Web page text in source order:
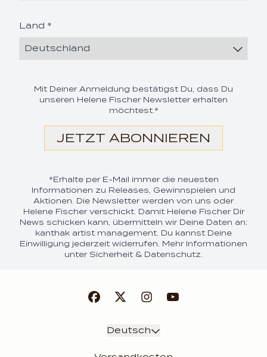
Land *
Mit Deiner Anmeldung bestätigst Du, dass Du
unseren Helene Fischer Newsletter erhalten
möchtest.*
JETZT ABONNIEREN
*Erhalte per E-Mail immer die neuesten
Informationen zu Releases, Gewinnspielen und
Aktionen. Die Newsletter werden von uns oder
Helene Fischer verschickt. Damit Helene Fischer Dir
News schicken kann, übermitteln wir Deine Daten an:
kanthak artist management. Du kannst Deine
Einwilligung jederzeit widerrufen. Mehr Informationen
unter Sicherheit & Datenschutz.
Deutsch